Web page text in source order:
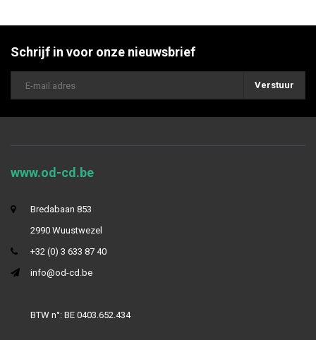
Schrijf in voor onze nieuwsbrief
Verstuur
www.od-cd.be
Bredabaan 853
2990 Wuustwezel
+32 (0) 3 633 87 40
info@od-cd.be
BTW n°: BE 0403.652.434